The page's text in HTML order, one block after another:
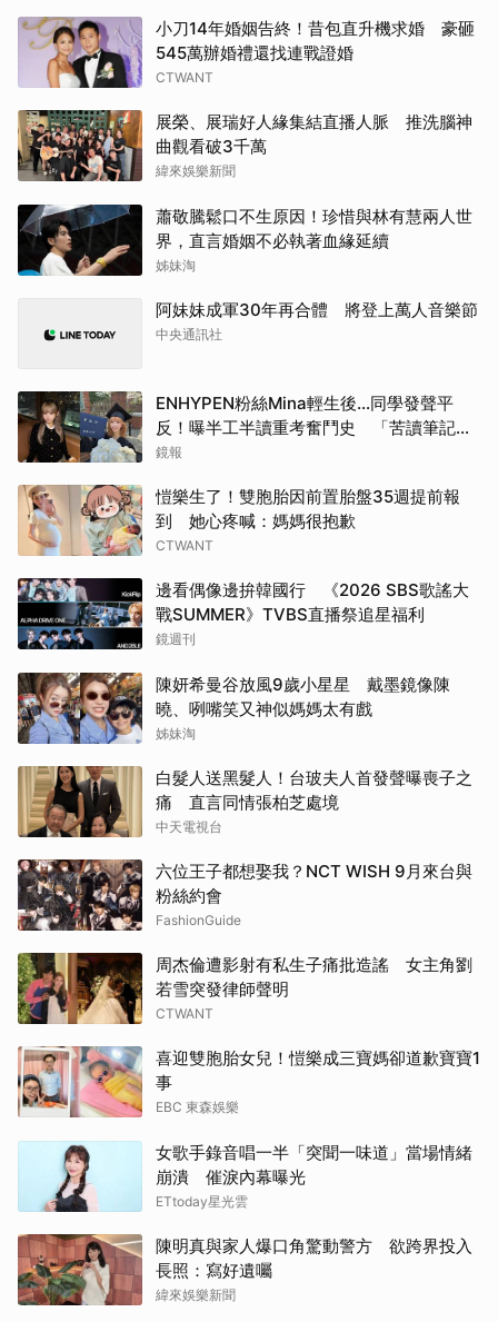
小刀14年婚姻告終！昔包直升機求婚 豪砸
545萬辦婚禮還找連戰證婚
CTWANT
展榮、展瑞好人緣集結直播人脈 推洗腦神
曲觀看破3千萬
緯來娛樂新聞
蕭敬騰鬆口不生原因！珍惜與林有慧兩人世
界，直言婚姻不必執著血緣延續
姊妹淘
阿妹妹成軍30年再合體 將登上萬人音樂節
中央通訊社
ENHYPEN粉絲Mina輕生後…同學發聲平
反！曝半工半讀重考奮鬥史 「苦讀筆記」
曝光惹鼻酸
鏡報
愷樂生了！雙胞胎因前置胎盤35週提前報
到 她心疼喊：媽媽很抱歉
CTWANT
邊看偶像邊拚韓國行 《2026 SBS歌謠大
戰SUMMER》TVBS直播祭追星福利
鏡週刊
陳妍希曼谷放風9歲小星星 戴墨鏡像陳
曉、咧嘴笑又神似媽媽太有戲
姊妹淘
白髮人送黑髮人！台玻夫人首發聲曝喪子之
痛 直言同情張柏芝處境
中天電視台
六位王子都想娶我？NCT WISH 9月來台與
粉絲約會
FashionGuide
周杰倫遭影射有私生子痛批造謠 女主角劉
若雪突發律師聲明
CTWANT
喜迎雙胞胎女兒！愷樂成三寶媽卻道歉寶寶1
事
EBC 東森娛樂
女歌手錄音唱一半「突聞一味道」當場情緒
崩潰 催淚內幕曝光
ETtoday星光雲
陳明真與家人爆口角驚動警方 欲跨界投入
長照：寫好遺囑
緯來娛樂新聞
取消